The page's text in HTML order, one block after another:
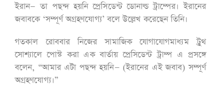
ইরান— তা পছন্দ হয়নি প্রেসিডেন্ট ডোনাল্ড ট্রাম্পের। ইরানের
জবাবকে ‘সম্পূর্ণ অগ্রহণযোগ্য’ বলে উল্লেখ করেছেন তিনি।
গতকাল রোববার নিজের সামাজিক যোগাযোগমাধ্যম ট্রুথ
সোশ্যালে পোস্ট করা এক বার্তায় প্রেসিডেন্ট ট্রাম্প এ প্রসঙ্গে
বলেন, “আমার এটা পছন্দ হয়নি— (ইরানের এই জবাব) সম্পূর্ণ
অগ্রহণযোগ্য।”